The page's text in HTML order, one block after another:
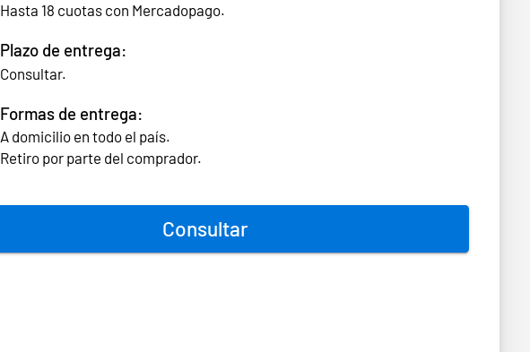
Hasta 18 cuotas con Mercadopago.
Plazo de entrega:
Consultar.
Formas de entrega:
A domicilio en todo el país.
Retiro por parte del comprador.
Consultar